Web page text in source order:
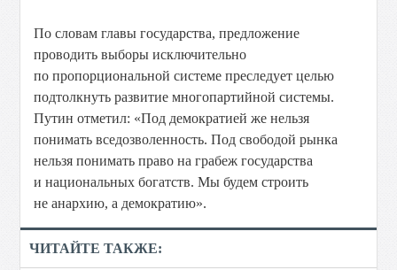
По словам главы государства, предложение
проводить выборы исключительно
по пропорциональной системе преследует целью
подтолкнуть развитие многопартийной системы.
Путин отметил: «Под демократией же нельзя
понимать вседозволенность. Под свободой рынка
нельзя понимать право на грабеж государства
и национальных богатств. Мы будем строить
не анархию, а демократию».
ЧИТАЙТЕ ТАКЖЕ: